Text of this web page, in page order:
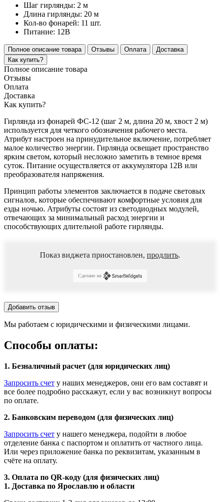
Шаг гирлянды: 2 м
Длина гирлянды: 20 м
Кол-во фонарей: 11 шт.
Питание: 12В
Полное описание товара Отзывы Оплата
Доставка
Как купить?
Полное описание товара
Отзывы
Оплата
Доставка
Как купить?
Гирлянда из фонарей ФС-12 (шаг 2 м, длина 20 м, хвост 2 м)
используется для четкого обозначения рабочего места.
Атрибут настроен на принудительное включение, потребляет
малое количество энергии. Гирлянда освещает пространство
ярким светом, который несложно заметить в темное время
суток. Питание осуществляется от аккумулятора 12В или
преобразователя напряжения.
Принцип работы элементов заключается в подаче световых
сигналов, которые обеспечивают комфортные условия для
езды ночью. Атрибуты состоят из светодиодных модулей,
отвечающих за минимальный расход энергии и
способствующих длительной работе гирлянды.
Показ виджета приостановлен, продлить.
Сделано на
Добавить отзыв
Мы работаем с юридическими и физическими лицами.
Способы оплаты:
1. Безналичный расчет (для юридических лиц)
Запросить счет у наших менеджеров, они его вам составят и
все более подробно расскажут, если у вас возникнут вопросы
по оплате.
2. Банковским переводом (для физических лиц)
Запросить счет у нашего менеджера, подойти в любое
отделение банка с паспортом и оплатить от частного лица.
Или через приложение банка по реквизитам, указанным в
счёте на оплату.
3. Оплата по QR-коду (для физических лиц)
1. Доставка по Ярославлю и области